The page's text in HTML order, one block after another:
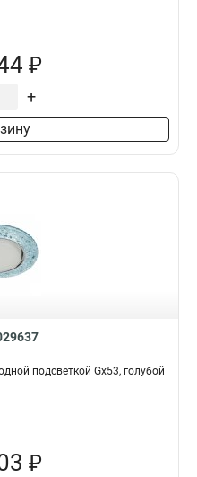
₽
+
подсветкой Gx53, голубой
₽